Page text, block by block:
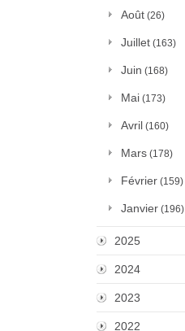
Août (26)
Juillet (163)
Juin (168)
Mai (173)
Avril (160)
Mars (178)
Février (159)
Janvier (196)
2025
2024
2023
2022